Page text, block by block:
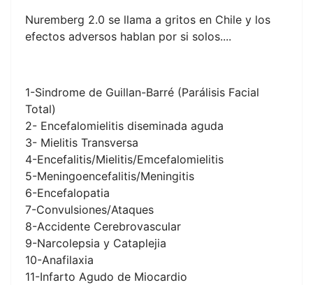
Nuremberg 2.0 se llama a gritos en Chile y los
efectos adversos hablan por si solos....
1-Sindrome de Guillan-Barré (Parálisis Facial
Total)
2- Encefalomielitis diseminada aguda
3- Mielitis Transversa
4-Encefalitis/Mielitis/Emcefalomielitis
5-Meningoencefalitis/Meningitis
6-Encefalopatia
7-Convulsiones/Ataques
8-Accidente Cerebrovascular
9-Narcolepsia y Cataplejia
10-Anafilaxia
11-Infarto Agudo de Miocardio